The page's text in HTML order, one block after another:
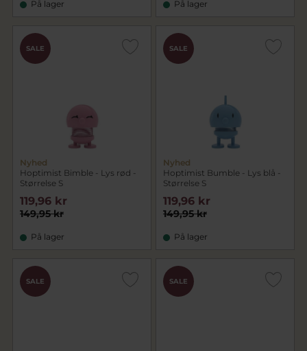
På lager På lager
SALE
Nyhed
Hoptimist Bimble - Lys rød -
Størrelse S
149,95 kr
119,96 kr
På lager
SALE
Nyhed
Hoptimist Bumble - Lys blå -
Størrelse S
149,95 kr
119,96 kr
På lager
SALE SALE